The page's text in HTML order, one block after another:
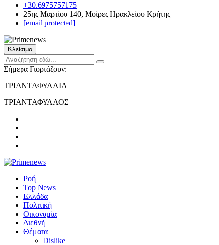
+30.6975757175
25ης Μαρτίου 140, Μοίρες Ηρακλείου Κρήτης
[email protected]
Κλείσιμο
Σήμερα Γιορτάζουν:
ΤΡΙΑΝΤΑΦΥΛΛΙΑ
ΤΡΙΑΝΤΑΦΥΛΛΟΣ
Ροή
Top News
Ελλάδα
Πολιτική
Οικονομία
Διεθνή
Θέματα
Dislike